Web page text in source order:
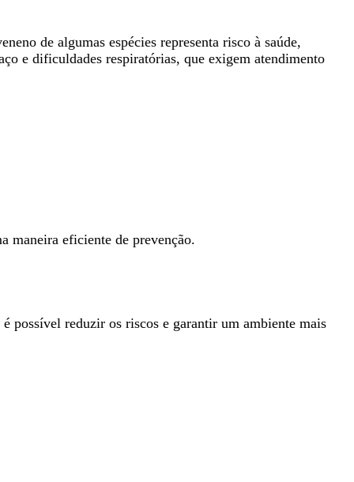
de algumas espécies representa risco à saúde,
e dificuldades respiratórias, que exigem atendimento
maneira eficiente de prevenção.
possível reduzir os riscos e garantir um ambiente mais